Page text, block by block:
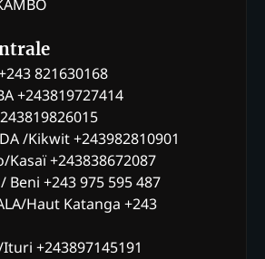
821630168
+243819727414
/Kikwit +243982810901
+243838672087
Beni +243 975 595 487
Haut Katanga +243
+243897145191